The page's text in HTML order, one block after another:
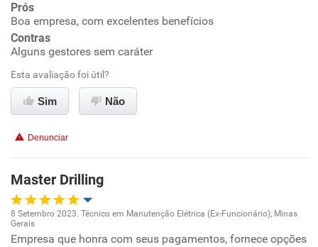
Ambiente de trabalho
Benefícios
Recomenda esta empresa
Recomenda a diretoria
Prós
Boa empresa, com excelentes benefícios
Contras
Alguns gestores sem caráter
Esta avaliação foi útil?
Sim Não
Denunciar
Master Drilling
Oportunidade de promoção
8 Setembro 2023. Técnico em Manutenção Elétrica (Ex-Funcionário), Minas
Gerais
Empresa que honra com seus pagamentos, fornece opções